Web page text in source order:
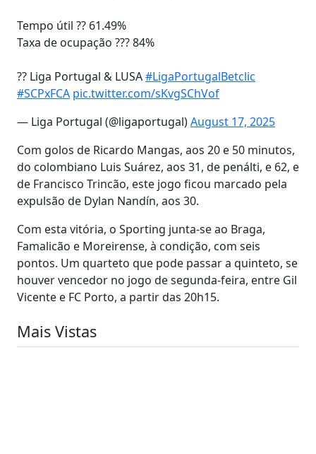
Tempo útil ?? 61.49%
Taxa de ocupação ??? 84%
?? Liga Portugal & LUSA#LigaPortugalBetclic
#SCPxFCA pic.twitter.com/sKvgSChVof
— Liga Portugal (@ligaportugal)August 17, 2025
Com golos de Ricardo Mangas, aos 20 e 50 minutos,
do colombiano Luis Suárez, aos 31, de penálti, e 62, e
de Francisco Trincão, este jogo ficou marcado pela
expulsão de Dylan Nandín, aos 30.
Com esta vitória, o Sporting junta-se ao Braga,
Famalicão e Moreirense, à condição, com seis
pontos. Um quarteto que pode passar a quinteto, se
houver vencedor no jogo de segunda-feira, entre Gil
Vicente e FC Porto, a partir das 20h15.
Mais Vistas